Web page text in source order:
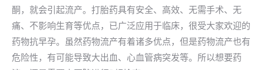
酮，就会引起流产。打胎药具有安全、高效、无需手术、无
痛、不影响生育等优点，已广泛应用于临床，很受大家欢迎的
药物抗早孕。虽然药物流产有着诸多优点，但是药物流产也有
危险性，有可能导致大出血、心血管病突发等。所以想要药